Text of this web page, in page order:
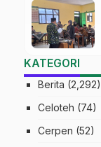
KATEGORI
Berita (2,292)
Celoteh (74)
Cerpen (52)